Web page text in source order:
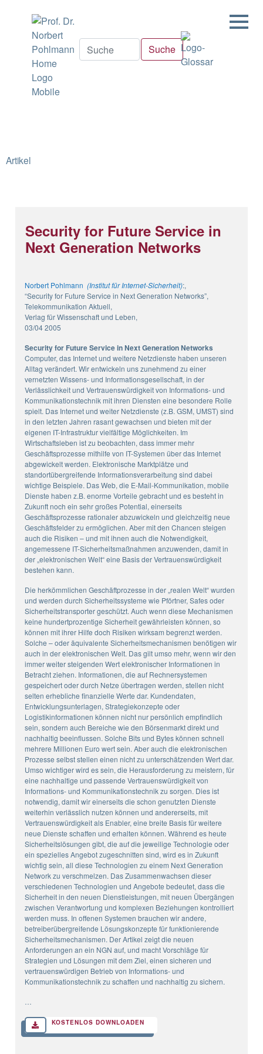
Artikel
Security for Future Service in
Next Generation Networks
Norbert Pohlmann (Institut für Internet-Sicherheit):,
“Security for Future Service in Next Generation Networks”,
Telekommunikation Aktuell,
Verlag für Wissenschaft und Leben,
03/04 2005
Security for Future Service in Next Generation Networks
Computer, das Internet und weitere Netzdienste haben unseren
Alltag verändert. Wir entwickeln uns zunehmend zu einer
vernetzten Wissens- und Informationsgesellschaft, in der
Verlässlichkeit und Vertrauenswürdigkeit von Informations- und
Kommunikationstechnik mit ihren Diensten eine besondere Rolle
spielt. Das Internet und weiter Netzdienste (z.B. GSM, UMST) sind
in den letzten Jahren rasant gewachsen und bieten mit der
eigenen IT-Infrastruktur vielfältige Möglichkeiten. Im
Wirtschaftsleben ist zu beobachten, dass immer mehr
Geschäftsprozesse mithilfe von IT-Systemen über das Internet
abgewickelt werden. Elektronische Marktplätze und
standortübergreifende Informationsverarbeitung sind dabei
wichtige Beispiele. Das Web, die E-Mail-Kommunikation, mobile
Dienste haben z.B. enorme Vorteile gebracht und es besteht in
Zukunft noch ein sehr großes Potential, einerseits
Geschäftsprozesse rationaler abzuwickeln und gleichzeitig neue
Geschäftsfelder zu ermöglichen. Aber mit den Chancen steigen
auch die Risiken – und mit ihnen auch die Notwendigkeit,
angemessene IT-Sicherheitsmaßnahmen anzuwenden, damit in
der „elektronischen Welt“ eine Basis der Vertrauenswürdigkeit
bestehen kann.
Die herkömmlichen Geschäftprozesse in der „realen Welt“ wurden
und werden durch Sicherheitssysteme wie Pförtner, Safes oder
Sicherheitstransporter geschützt. Auch wenn diese Mechanismen
keine hundertprozentige Sicherheit gewährleisten können, so
können mit ihrer Hilfe doch Risiken wirksam begrenzt werden.
Solche – oder äquivalente Sicherheitsmechanismen benötigen wir
auch in der elektronischen Welt. Das gilt umso mehr, wenn wir den
immer weiter steigenden Wert elektronischer Informationen in
Betracht ziehen. Informationen, die auf Rechnersystemen
gespeichert oder durch Netze übertragen werden, stellen nicht
selten erhebliche finanzielle Werte dar. Kundendaten,
Entwicklungsunterlagen, Strategiekonzepte oder
Logistikinformationen können nicht nur persönlich empfindlich
sein, sondern auch Bereiche wie den Börsenmarkt direkt und
nachhaltig beeinflussen. Solche Bits und Bytes können schnell
mehrere Millionen Euro wert sein. Aber auch die elektronischen
Prozesse selbst stellen einen nicht zu unterschätzenden Wert dar.
Umso wichtiger wird es sein, die Herausforderung zu meistern, für
eine nachhaltige und passende Vertrauenswürdigkeit von
Informations- und Kommunikationstechnik zu sorgen. Dies ist
notwendig, damit wir einerseits die schon genutzten Dienste
weiterhin verlässlich nutzen können und andererseits, mit
Vertrauenswürdigkeit als Enabler, eine breite Basis für weitere
neue Dienste schaffen und erhalten können. Während es heute
Sicherheitslösungen gibt, die auf die jeweilige Technologie oder
ein spezielles Angebot zugeschnitten sind, wird es in Zukunft
wichtig sein, all diese Technologien zu einem Next Generation
Network zu verschmelzen. Das Zusammenwachsen dieser
verschiedenen Technologien und Angebote bedeutet, dass die
Sicherheit in den neuen Dienstleistungen, mit neuen Übergängen
zwischen Verantwortung und komplexen Beziehungen kontrolliert
werden muss. In offenen Systemen brauchen wir andere,
betreiberübergreifende Lösungskonzepte für funktionierende
Sicherheitsmechanismen. Der Artikel zeigt die neuen
Anforderungen an ein NGN auf, und macht Vorschläge für
Strategien und Lösungen mit dem Ziel, einen sicheren und
vertrauenswürdigen Betrieb von Informations- und
Kommunikationstechnik zu schaffen und nachhaltig zu sichern.
…
KOSTENLOS DOWNLOADEN